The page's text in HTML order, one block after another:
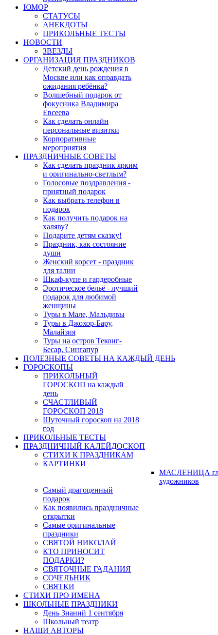
ЮМОР
СТАТУСЫ
АНЕКДОТЫ
ПРИКОЛЬНЫЕ ТЕСТЫ
НОВОСТИ
ЗВЕЗДЫ
ОРГАНИЗАЦИЯ ПРАЗДНИКОВ
Детский день рождения в
Москве или как оправдать
ожидания ребёнка?
Волшебный подарок от
фокусника Владимира
Евсеева
Как сделать онлайн
персональные визитки
Корпоративные
мероприятия
ПРАЗДНИЧНЫЕ СОВЕТЫ
Как сделать праздник ярким
и оригинально-светлым?
Голосовые поздравления -
приятный подарок
Как выбрать телефон в
подарок
Как получить подарок на
халяву?
Подарите детям сказку!
Праздник, как состояние
души
Женский корсет - праздник
для талии
Шкаф-купе и гардеробные
Эротическое бельё - лучший
подарок для любимой
женщины
Туры в Мале, Мальдивы
Туры в Джохор-Бару,
Малайзия
Туры на остров Теконг-
Бесар, Сингапур
ПОЛЕЗНЫЕ СОВЕТЫ НА КАЖДЫЙ ДЕНЬ
ГОРОСКОПЫ
ПРИКОЛЬНЫЙ
ГОРОСКОП на каждый
день
СЧАСТЛИВЫЙ
ГОРОСКОП 2018
Шуточный гороскоп на 2018
год
ПРИКОЛЬНЫЕ ТЕСТЫ
ПРАЗДНИЧНЫЙ КАЛЕЙДОСКОП
СТИХИ К ПРАЗДНИКАМ
КАРТИНКИ
МАСЛЕНИЦА
художников
Самый драгоценный
подарок
Как появились праздничные
открытки
Самые оригинальные
праздники
СВЯТОЙ НИКОЛАЙ
КТО ПРИНОСИТ
ПОДАРКИ?
СВЯТОЧНЫЕ ГАДАНИЯ
СОЧЕЛЬНИК
СВЯТКИ
СТИХИ ПРО ИМЕНА
ШКОЛЬНЫЕ ПРАЗДНИКИ
День Знаний 1 сентября
Школьный театр
НАШИ АВТОРЫ